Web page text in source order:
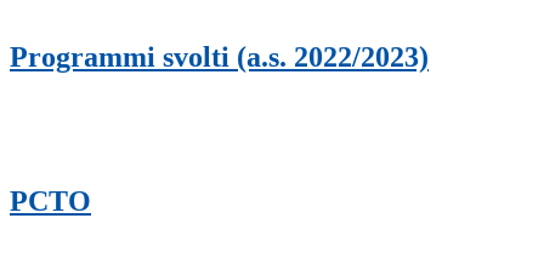
Programmi svolti (a.s. 2022/2023)
PCTO